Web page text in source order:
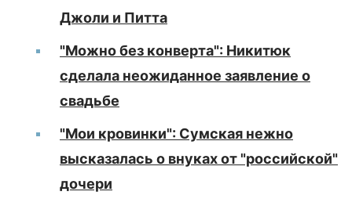
Джоли и Питта
"Можно без конверта": Никитюк
сделала неожиданное заявление о
свадьбе
"Мои кровинки": Сумская нежно
высказалась о внуках от "российской"
дочери